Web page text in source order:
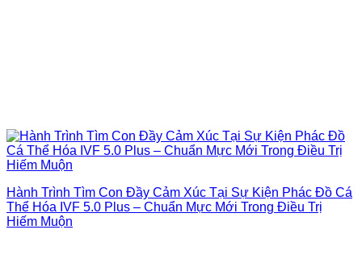
Hành Trình Tìm Con Đầy Cảm Xúc Tại Sự Kiện Phác Đồ Cá
Thể Hóa IVF 5.0 Plus – Chuẩn Mực Mới Trong Điều Trị
Hiếm Muộn